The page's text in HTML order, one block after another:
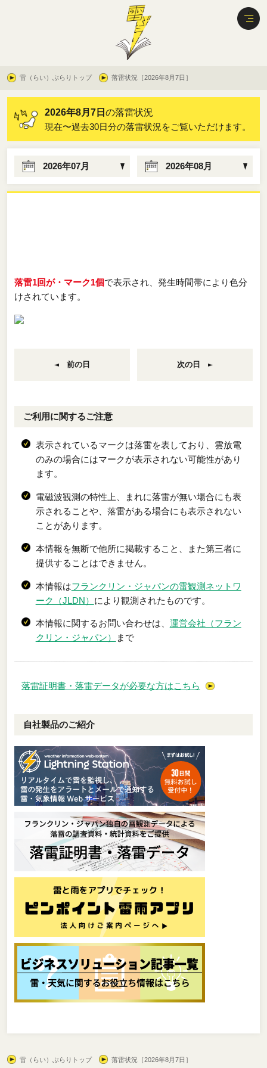
雷（らい）ぶらりトップ 落雷状況［2026年8月7日］
2026年8月7日の落雷状況
現在〜過去30日分の落雷状況をご覧いただけます。
2026年07月 2026年08月
落雷1回が・マーク1個で表示され、発生時間帯により色分
けされています。
前の日 次の日
ご利用に関するご注意
表示されているマークは落雷を表しており、雲放電
のみの場合にはマークが表示されない可能性があり
ます。
電磁波観測の特性上、まれに落雷が無い場合にも表
示されることや、落雷がある場合にも表示されない
ことがあります。
本情報を無断で他所に掲載すること、また第三者に
提供することはできません。
本情報はフランクリン・ジャパンの雷観測ネットワ
ーク（JLDN） により観測されたものです。
本情報に関するお問い合わせは、 運営会社（フラン
クリン・ジャパン）
まで
落雷証明書・落雷データが必要な方はこちら
自社製品のご紹介
雷（らい）ぶらりトップ 落雷状況［2026年8月7日］